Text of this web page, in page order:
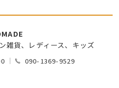
雑貨、レディース、キッズ
090-1369-9529